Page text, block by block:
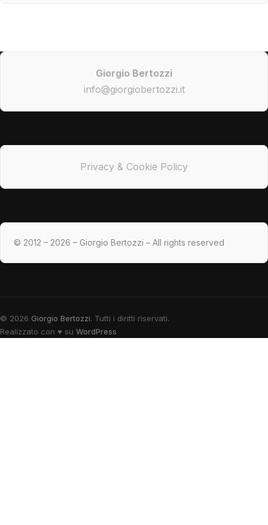
Giorgio Bertozzi
info@giorgiobertozzi.it
Privacy & Cookie Policy
© 2012 – 2026 – Giorgio Bertozzi – All rights reserved
© 2026 Giorgio Bertozzi. Tutti i diritti riservati.
Realizzato con ♥ su WordPress